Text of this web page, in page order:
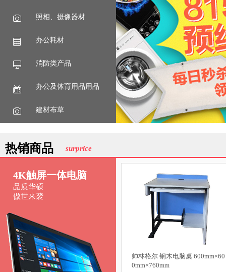
照相、摄像器材
办公耗材
消防类产品
办公及体育用品用品
建材布草
热销商品 surprice
4K触屏一体电脑
品质华硕
傲世来袭
帅林格尔 钢木电脑桌 600mm×60
0mm×760mm